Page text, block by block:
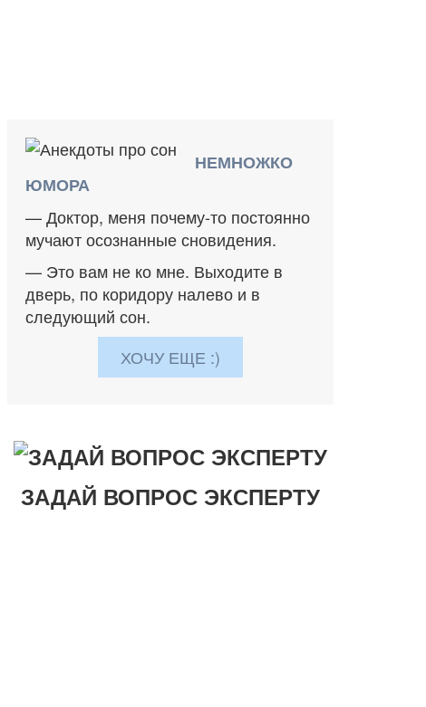
НЕМНОЖКО
ЮМОРА
— Доктор, меня почему-то постоянно
мучают осознанные сновидения.
— Это вам не ко мне. Выходите в
дверь, по коридору налево и в
следующий сон.
ХОЧУ ЕЩЕ :)
ЗАДАЙ ВОПРОС ЭКСПЕРТУ